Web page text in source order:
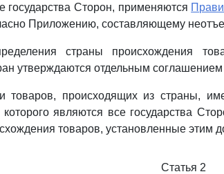
государства Сторон, применяются
Приложению, составляющему
страны происхождения
утверждаются отдельным
товаров, происходящих из страны,
которого являются все государства
товаров, установленные этим
Статья 2